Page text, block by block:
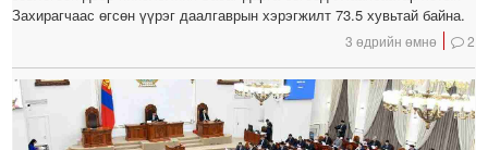
Захирагчаас өгсөн үүрэг даалгаврын хэрэгжилт 73.5 хувьтай байна.
3 өдрийн өмнө 2